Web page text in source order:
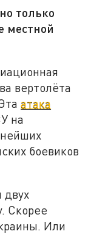
только
местной
вертолёта
атака
на
боевиков
двух
Скорее
Или